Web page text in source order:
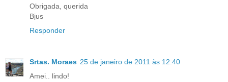
Obrigada, querida
Bjus
Responder
Srtas. Moraes 25 de janeiro de 2011 às 12:40
Amei.. lindo!